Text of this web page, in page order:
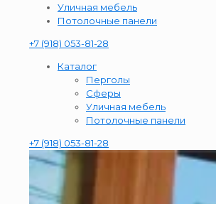
Уличная мебель
Потолочные панели
+7 (918) 053-81-28
Каталог
Перголы
Сферы
Уличная мебель
Потолочные панели
+7 (918) 053-81-28